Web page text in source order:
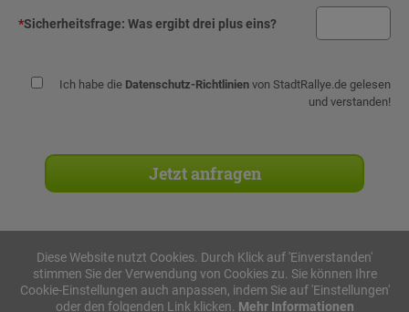
*Sicherheitsfrage: Was ergibt drei plus eins?
Ich habe die Datenschutz-Richtlinien von StadtRallye.de gelesen
und verstanden!
Stadtrallyes
iPad Rallye
Diese Website nutzt Cookies. Durch Klick auf 'Einverstanden'
stimmen Sie der Verwendung von Cookies zu. Sie können Ihre
Cookie-Einstellungen auch anpassen, indem Sie auf 'Einstellungen'
oder den folgenden Link klicken. Mehr Informationen